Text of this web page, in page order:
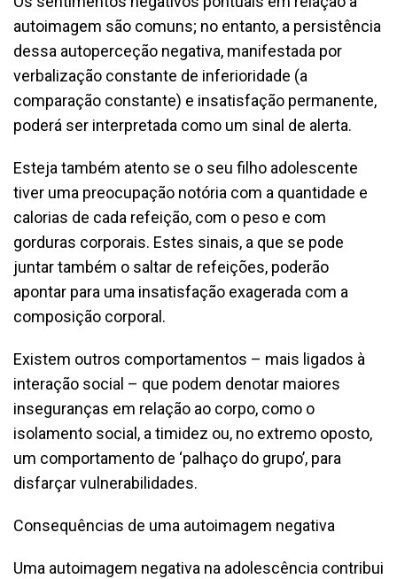
autoimagem são comuns; no entanto, a persistência
dessa autoperceção negativa, manifestada por
verbalização constante de inferioridade (a
comparação constante) e insatisfação permanente,
poderá ser interpretada como um sinal de alerta.
Esteja também atento se o seu filho adolescente
tiver uma preocupação notória com a quantidade e
calorias de cada refeição, com o peso e com
gorduras corporais. Estes sinais, a que se pode
juntar também o saltar de refeições, poderão
apontar para uma insatisfação exagerada com a
composição corporal.
Existem outros comportamentos – mais ligados à
interação social – que podem denotar maiores
inseguranças em relação ao corpo, como o
isolamento social, a timidez ou, no extremo oposto,
um comportamento de ‘palhaço do grupo’, para
disfarçar vulnerabilidades.
Consequências de uma autoimagem negativa
Uma autoimagem negativa na adolescência contribui